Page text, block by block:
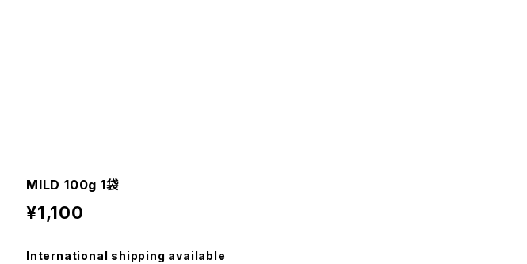
MILD 100g 1袋
¥1,100
International shipping available